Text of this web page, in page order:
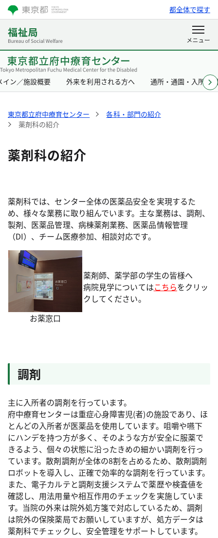
都全体で探す
イン／施設概要 外来を利用される方へ 通所・通園・入所を
東京都立府中療育センター
各科・部門の紹介
薬剤科の紹介
薬剤科の紹介
薬剤科では、センター全体の医薬品安全を実現するた
め、様々な業務に取り組んでいます。主な業務は、調剤、
製剤、医薬品管理、病棟薬剤業務、医薬品情報管理
（DI）、チーム医療参加、相談対応です。
お薬窓口
薬剤師、薬学部の学生の皆様へ
病院見学についてはこちらをクリッ
クしてください。
調剤
主に入所者の調剤を行っています。
府中療育センターは重症心身障害児(者)の施設であり、ほ
とんどの入所者が医薬品を使用しています。咀嚼や嚥下
にハンデを持つ方が多く、そのような方が安全に服薬で
きるよう、個々の状態に沿ったきめの細かい調剤を行っ
ています。散剤調剤が全体の8割を占めるため、散剤調剤
ロボットを導入し、正確で効率的な調剤を行っています。
また、電子カルテと調剤支援システムで薬歴や検査値を
確認し、用法用量や相互作用のチェックを実施していま
す。当院の外来は院外処方箋で対応しているため、調剤
は院外の保険薬局でお願いしていますが、処方データは
薬剤科でチェックし、安全管理をサポートしています。